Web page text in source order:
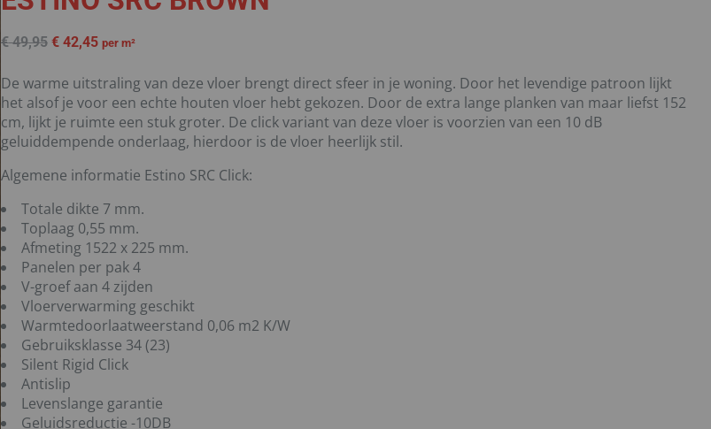
€49,95 €42,45 per m²
De warme uitstraling van deze vloer brengt direct sfeer in je woning. Door het levendige patroon lijkt
het alsof je voor een echte houten vloer hebt gekozen. Door de extra lange planken van maar liefst 152
cm, lijkt je ruimte een stuk groter. De click variant van deze vloer is voorzien van een 10 dB
geluiddempende onderlaag, hierdoor is de vloer heerlijk stil.
Algemene informatie Estino SRC Click:
Totale dikte 7 mm.
Toplaag 0,55 mm.
Afmeting 1522 x 225 mm.
Panelen per pak 4
V-groef aan 4 zijden
Vloerverwarming geschikt
Warmtedoorlaatweerstand 0,06 m2 K/W
Gebruiksklasse 34 (23)
Silent Rigid Click
Antislip
Levenslange garantie
Geluidsreductie -10DB